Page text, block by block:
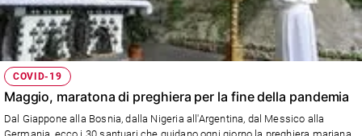
COVID-19
Maggio, maratona di preghiera per la fine della pandemia
Dal Giappone alla Bosnia, dalla Nigeria all'Argentina, dal Messico alla